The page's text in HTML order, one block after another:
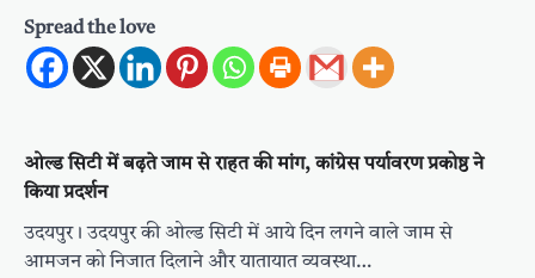
Spread the love
ओल्ड सिटी में बढ़ते जाम से राहत की मांग, कांग्रेस पर्यावरण प्रकोष्ठ ने
किया प्रदर्शन
उदयपुर । उदयपुर की ओल्ड सिटी में आये दिन लगने वाले जाम से
आमजन को निजात दिलाने और यातायात व्यवस्था…